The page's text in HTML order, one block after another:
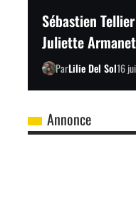
Sébastien
Juliette Armanet
ParLilie Del Sol16
Annonce